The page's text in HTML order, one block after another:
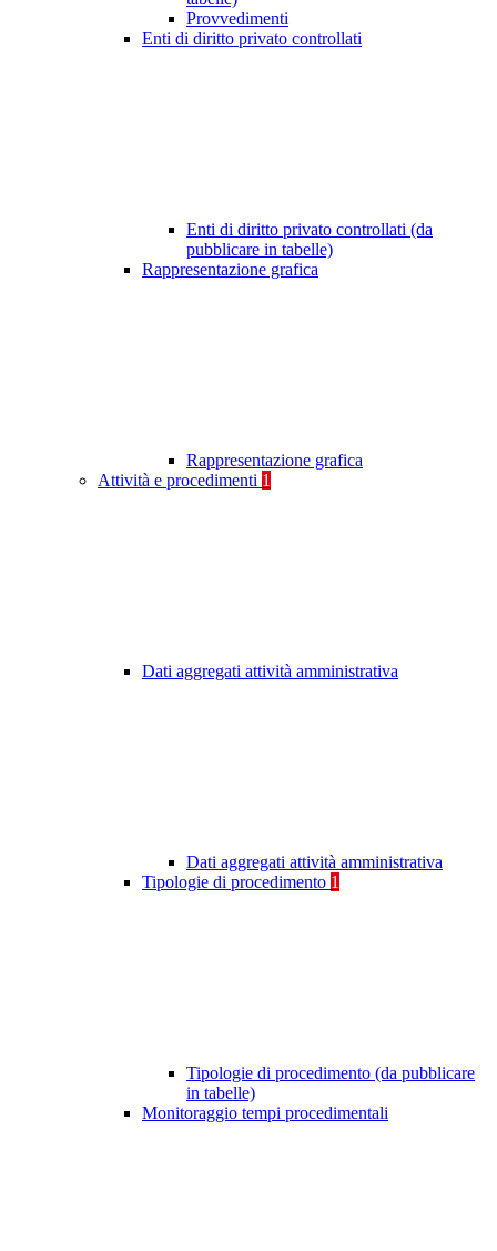
Provvedimenti
Enti di diritto privato controllati
Enti di diritto privato controllati (da
pubblicare in tabelle)
Rappresentazione grafica
Rappresentazione grafica
Attività e procedimenti 1
Dati aggregati attività amministrativa
Dati aggregati attività amministrativa
Tipologie di procedimento 1
Tipologie di procedimento (da pubblicare
in tabelle)
Monitoraggio tempi procedimentali